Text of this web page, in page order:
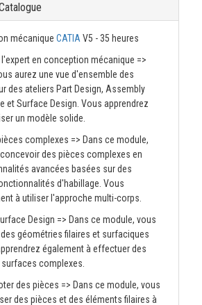
mécanique CATIA V5 - 35 heures
en conception mécanique =>
aurez une vue d'ensemble des
des ateliers Part Design, Assembly
et Surface Design. Vous apprendrez
un modèle solide.
complexes => Dans ce module,
des pièces complexes en
avancées basées sur des
d'habillage. Vous
à utiliser l'approche multi-corps.
Design => Dans ce module, vous
géométries filaires et surfaciques
également à effectuer des
complexes.
des pièces => Dans ce module, vous
des pièces et des éléments filaires à